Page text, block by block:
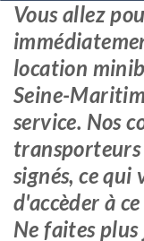
Vous allez
location
Seine-
service. Nos
signés, ce qui
d'accèder à
Ne faites